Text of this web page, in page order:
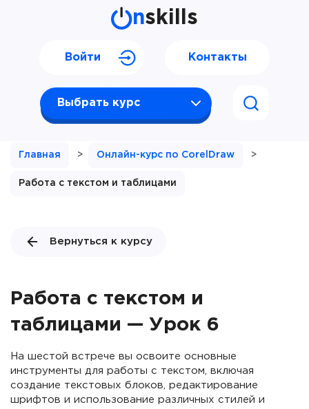
nskills
Выбрать курс
Войти Контакты
Главная > Онлайн-курс по CorelDraw >
Работа с текстом и таблицами
Вернуться к курсу
Работа с текстом и
таблицами — Урок 6
На шестой встрече вы освоите основные
инструменты для работы с текстом, включая
создание текстовых блоков, редактирование
шрифтов и использование различных стилей и